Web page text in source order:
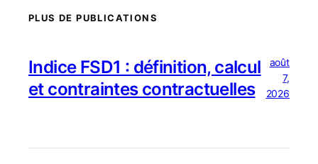
PLUS DE PUBLICATIONS
Indice FSD1 : définition, calcul
et contraintes contractuelles
août
7,
2026